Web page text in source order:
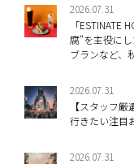
2026.07.31
「ESTINATE
腐”を主役に
ブランなど、
2026.07.31
【スタッフ
行きたい注目
2026.07.31